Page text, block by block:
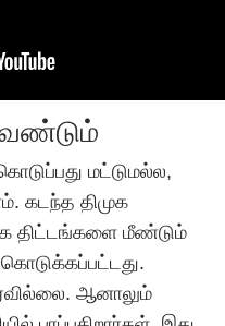
மட்டுமல்ல,
கடந்த திமுக
திட்டங்களை மீண்டும்
ஆனாலும்